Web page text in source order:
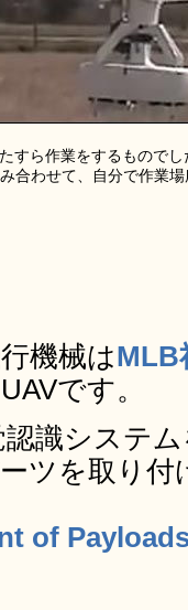
すら作業をするもので
合わせて、自分で作業
機械はMLB
です。
認識システ
ツを取り
of